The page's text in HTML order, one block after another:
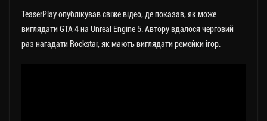
TeaserPlay опублікував свіже відео, де показав, як може
виглядати GTA 4 на Unreal Engine 5. Автору вдалося черговий
раз нагадати Rockstar, як мають виглядати ремейки ігор.